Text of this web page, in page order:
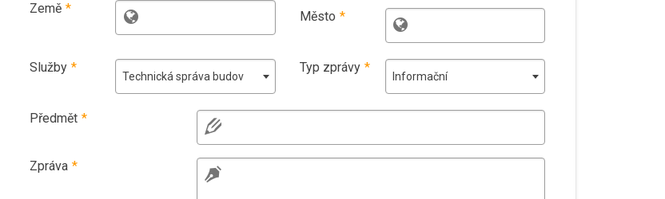
Země *
Město *
Služby *
Technická správa budov
Typ zprávy *
Informační
Předmět *
Zpráva *